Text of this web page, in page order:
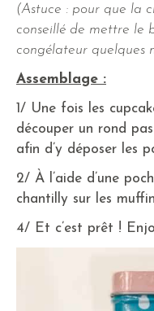
(Astuce : pour que la
conseillé de mettre le
congélateur quelques
Assemblage :
1/ Une fois les
découper un rond
afin d’y déposer les
2/ À l’aide d’une
chantilly sur les
4/ Et c’est prêt !